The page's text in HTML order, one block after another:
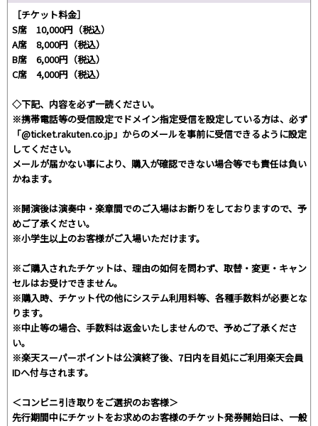
［チケット料金］
S席 10,000円（税込）
A席 8,000円（税込）
B席 6,000円（税込）
C席 4,000円（税込）
◇下記、内容を必ず一読ください。
※携帯電話等の受信設定でドメイン指定受信を設定している方は、必ず
「@ticket.rakuten.co.jp」からのメールを事前に受信できるように設定
してください。
メールが届かない事により、購入が確認できない場合等でも責任は負い
かねます。
※開演後は演奏中・楽章間でのご入場はお断りをしておりますので、予
めご了承ください。
※小学生以上のお客様がご入場いただけます。
※ご購入されたチケットは、理由の如何を問わず、取替・変更・キャン
セルはお受けできません。
※購入時、チケット代の他にシステム利用料等、各種手数料が必要とな
ります。
※中止等の場合、手数料は返金いたしませんので、予めご了承くださ
い。
※楽天スーパーポイントは公演終了後、7日内を目処にご利用楽天会員
IDへ付与されます。
＜コンビニ引き取りをご選択のお客様＞
先行期間中にチケットをお求めのお客様のチケット発券開始日は、一般